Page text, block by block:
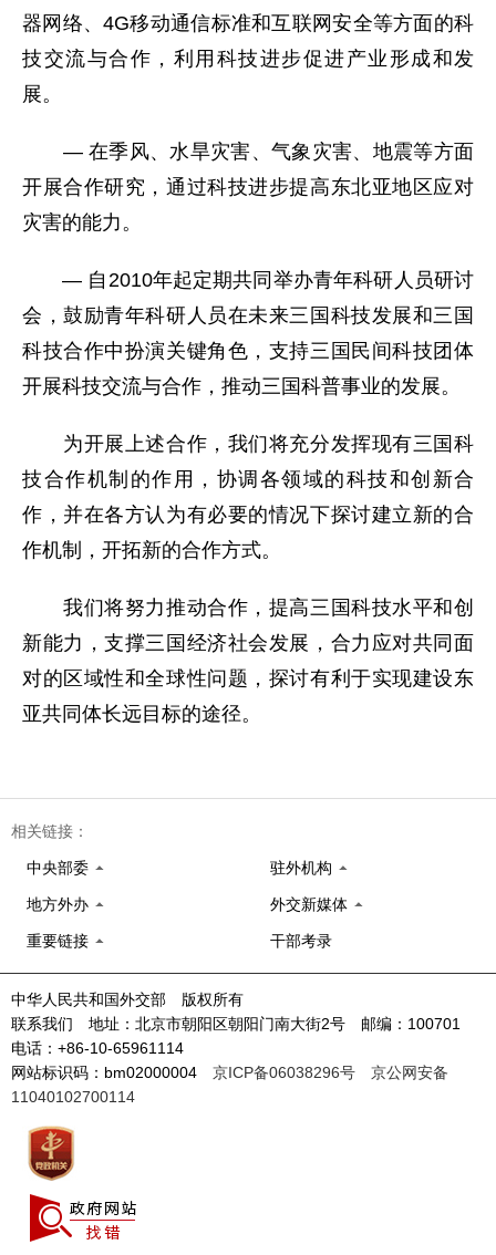
器网络、4G移动通信标准和互联网安全等方面的科
技交流与合作，利用科技进步促进产业形成和发
展。
— 在季风、水旱灾害、气象灾害、地震等方面
开展合作研究，通过科技进步提高东北亚地区应对
灾害的能力。
— 自2010年起定期共同举办青年科研人员研讨
会，鼓励青年科研人员在未来三国科技发展和三国
科技合作中扮演关键角色，支持三国民间科技团体
开展科技交流与合作，推动三国科普事业的发展。
为开展上述合作，我们将充分发挥现有三国科
技合作机制的作用，协调各领域的科技和创新合
作，并在各方认为有必要的情况下探讨建立新的合
作机制，开拓新的合作方式。
我们将努力推动合作，提高三国科技水平和创
新能力，支撑三国经济社会发展，合力应对共同面
对的区域性和全球性问题，探讨有利于实现建设东
亚共同体长远目标的途径。
相关链接：
中央部委 驻外机构
地方外办 外交新媒体
重要链接 干部考录
中华人民共和国外交部 版权所有
联系我们 地址：北京市朝阳区朝阳门南大街2号 邮编：100701
电话：+86-10-65961114
网站标识码：bm02000004 京ICP备06038296号
京公网安备
11040102700114